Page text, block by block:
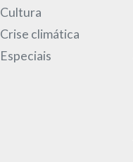
Cultura
Crise climática
Especiais